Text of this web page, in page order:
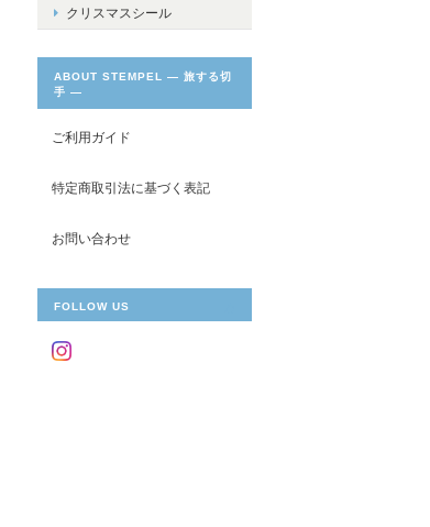
クリスマスシール
ABOUT STEMPEL ― 旅する切
手 ―
ご利用ガイド
特定商取引法に基づく表記
お問い合わせ
FOLLOW US